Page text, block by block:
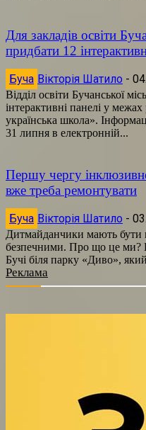
Для закладів освіти
придбати 12
Буча Вікторія Шатило -
Відділ освіти Бучанської
інтерактивні панелі у межах
українська школа».
31 липня в електронній...
Першу чергу
вже треба ремонтувати
Буча Вікторія Шатило -
Дитмайданчики мають
безпечними. Про що це ми?
Бучі біля парку «Диво»,
Реклама